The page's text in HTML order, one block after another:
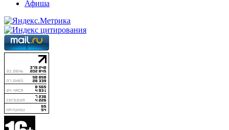
Афиша